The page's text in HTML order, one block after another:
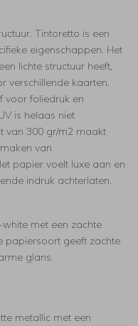
Tintoretto is een
eigenschappen. Het
lichte structuur heeft,
verschillende kaarten.
voor foliedruk en
is helaas niet
van 300 gr/m2 maakt
van
papier voelt luxe aan en
indruk achterlaten.
met een zachte
papiersoort geeft zachte
glans.
metallic met een